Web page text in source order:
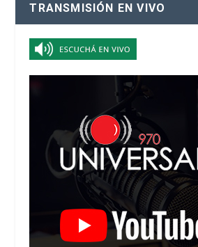
TRANSMISIÓN EN VIVO